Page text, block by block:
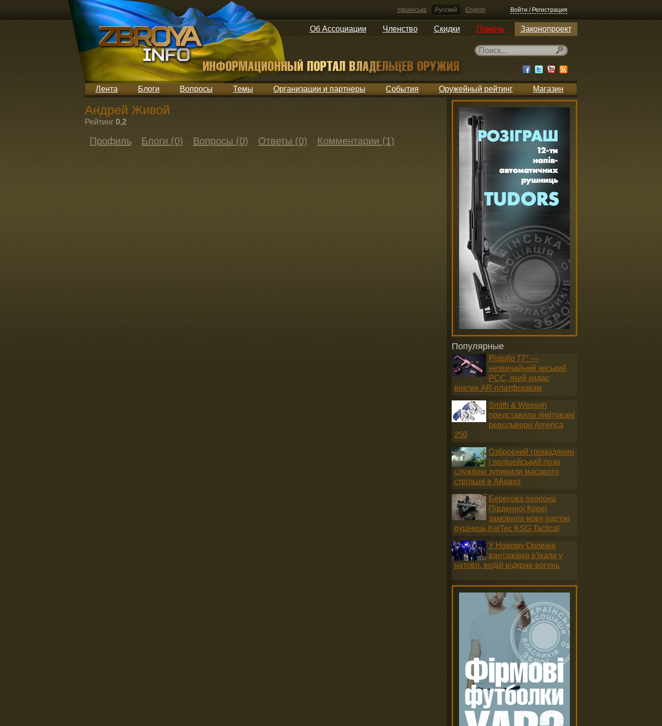
Українська Русский English Войти / Регистрация
Об Ассоциации Членство Скидки Помочь Законопроект
Лента Блоги Вопросы Темы Организации и партнеры События Оружейный рейтинг Магазин
Андрей Живой
Рейтинг 0,2
Профиль Блоги (0) Вопросы (0) Ответы (0) Комментарии (1)
Популярные
Pistollo 77° —
незвичайний чеський
PCC, який кидає
виклик AR-платформам
Smith & Wesson
представила лімітовані
револьвери America
250
Озброєний громадянин
і поліцейський поза
службою зупинили масового
стрільця в Айдахо
Берегова охорона
Південної Кореї
замовила нову партію
рушниць KelTec KSG Tactical
У Новому Орлеані
вантажівка в'їхала у
натовп, водій відкрив вогонь